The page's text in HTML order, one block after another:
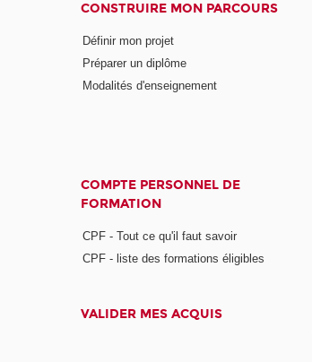
CONSTRUIRE MON PARCOURS
Définir mon projet
Préparer un diplôme
Modalités d'enseignement
COMPTE PERSONNEL DE
FORMATION
CPF - Tout ce qu'il faut savoir
CPF - liste des formations éligibles
VALIDER MES ACQUIS